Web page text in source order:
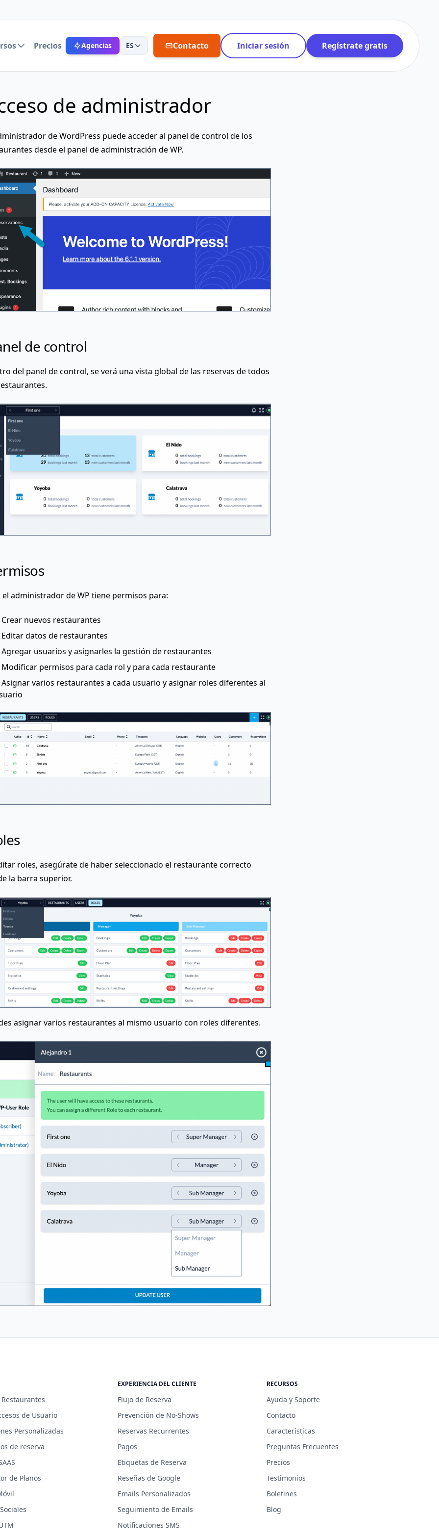
Precios Agencias ES Contacto Iniciar sesión Regístrate gratis
de administrador
de WordPress puede acceder al panel de control de los
desde el panel de administración de WP.
de control
del panel de control, se verá una vista global de las reservas de todos
el administrador de WP tiene permisos para:
Crear nuevos restaurantes
Editar datos de restaurantes
Agregar usuarios y asignarles la gestión de restaurantes
Modificar permisos para cada rol y para cada restaurante
Asignar varios restaurantes a cada usuario y asignar roles diferentes al
roles, asegúrate de haber seleccionado el restaurante correcto
la barra superior.
asignar varios restaurantes al mismo usuario con roles diferentes.
de Usuario
Personalizadas
de reserva
de Planos
EXPERIENCIA DEL CLIENTE
Flujo de Reserva
Prevención de No-Shows
Reservas Recurrentes
Pagos
Etiquetas de Reserva
Reseñas de Google
Emails Personalizados
Seguimiento de Emails
Notificaciones SMS
RECURSOS
Ayuda y Soporte
Contacto
Características
Preguntas Frecuentes
Precios
Testimonios
Boletines
Blog